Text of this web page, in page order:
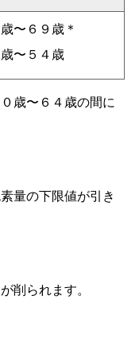
〜６９歳＊
〜５４歳
歳〜６４歳の間に
量の下限値が引き
削られます。